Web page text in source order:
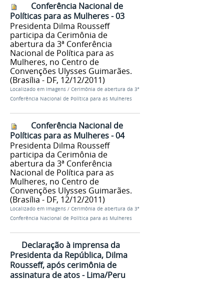
Conferência Nacional de
Políticas para as Mulheres - 03
Presidenta Dilma Rousseff
participa da Cerimônia de
abertura da 3ª Conferência
Nacional de Política para as
Mulheres, no Centro de
Convenções Ulysses Guimarães.
(Brasília - DF, 12/12/2011)
Localizado em Imagens / Cerimônia de abertura da 3ª
Conferência Nacional de Política para as Mulheres
Conferência Nacional de
Políticas para as Mulheres - 04
Presidenta Dilma Rousseff
participa da Cerimônia de
abertura da 3ª Conferência
Nacional de Política para as
Mulheres, no Centro de
Convenções Ulysses Guimarães.
(Brasília - DF, 12/12/2011)
Localizado em Imagens / Cerimônia de abertura da 3ª
Conferência Nacional de Política para as Mulheres
Declaração à imprensa da
Presidenta da República, Dilma
Rousseff, após cerimônia de
assinatura de atos - Lima/Peru